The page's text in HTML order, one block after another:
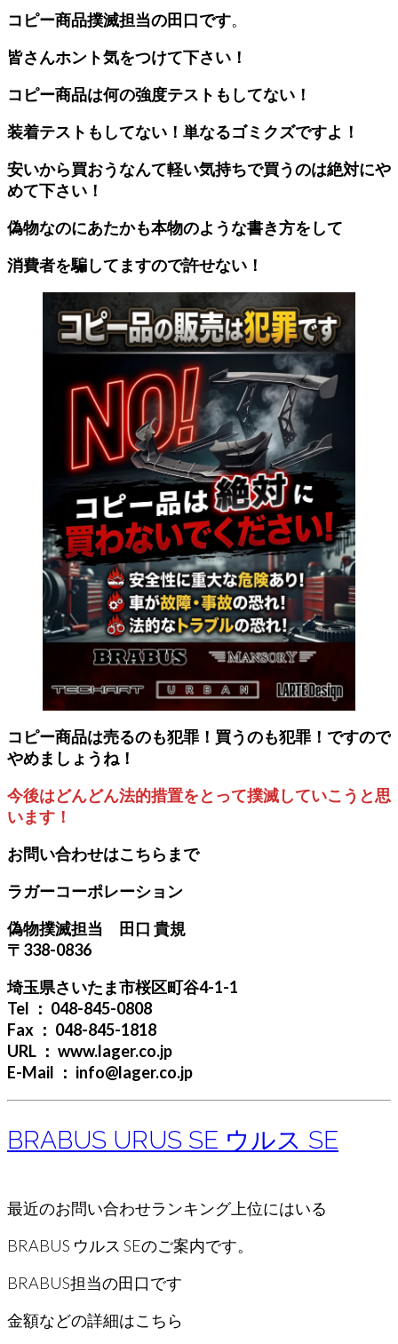
コピー商品撲滅担当の田口です。
皆さんホント気をつけて下さい！
コピー商品は何の強度テストもしてない！
装着テストもしてない！単なるゴミクズですよ！
安いから買おうなんて軽い気持ちで買うのは絶対にや
めて下さい！
偽物なのにあたかも本物のような書き方をして
消費者を騙してますので許せない！
コピー商品は売るのも犯罪！買うのも犯罪！ですので
やめましょうね！
今後はどんどん法的措置をとって撲滅していこうと思
います！
お問い合わせはこちらまで
ラガーコーポレーション
偽物撲滅担当 田口 貴規
〒338-0836
埼玉県さいたま市桜区町谷4-1-1
Tel ： 048-845-0808
Fax ： 048-845-1818
URL ： www.lager.co.jp
E-Mail ： info@lager.co.jp
BRABUS URUS SE ウルス SE
最近のお問い合わせランキング上位にはいる
BRABUS ウルス SEのご案内です。
BRABUS担当の田口です
金額などの詳細はこちら